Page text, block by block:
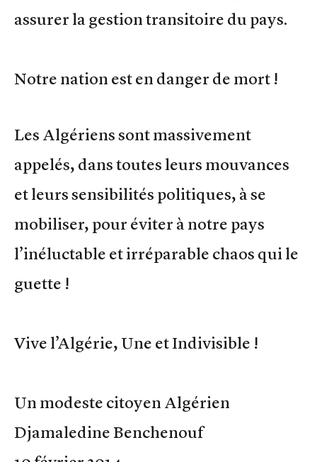
assurer la gestion transitoire du pays.
Notre nation est en danger de mort !
Les Algériens sont massivement
appelés, dans toutes leurs mouvances
et leurs sensibilités politiques, à se
mobiliser, pour éviter à notre pays
l’inéluctable et irréparable chaos qui le
guette !
Vive l’Algérie, Une et Indivisible !
Un modeste citoyen Algérien
Djamaledine Benchenouf